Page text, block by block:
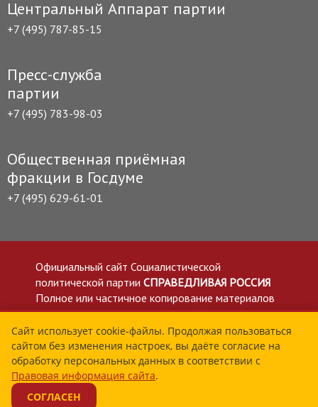
Центральный Аппарат партии
+7 (495) 787-85-15
Пресс-служба
партии
+7 (495) 783-98-03
Общественная приёмная
фракции в Госдуме
+7 (495) 629-61-01
Официальный сайт Социалистической
политической партии СПРАВЕДЛИВАЯ РОССИЯ
Полное или частичное копирование материалов
приветствуется со ссылкой на сайт spravedlivo.ru
Политика в отношении обработки персональных
данных
Все материалы сайта spravedlivo.ru доступны по
лицензии Creative Commons Attribution 4.0 International
Сайт использует cookie-файлы. Продолжая пользоваться
сайтом без изменения настроек, вы даёте согласие на
обработку персональных данных в соответствии с
Правовая информация сайта.
СОГЛАСЕН